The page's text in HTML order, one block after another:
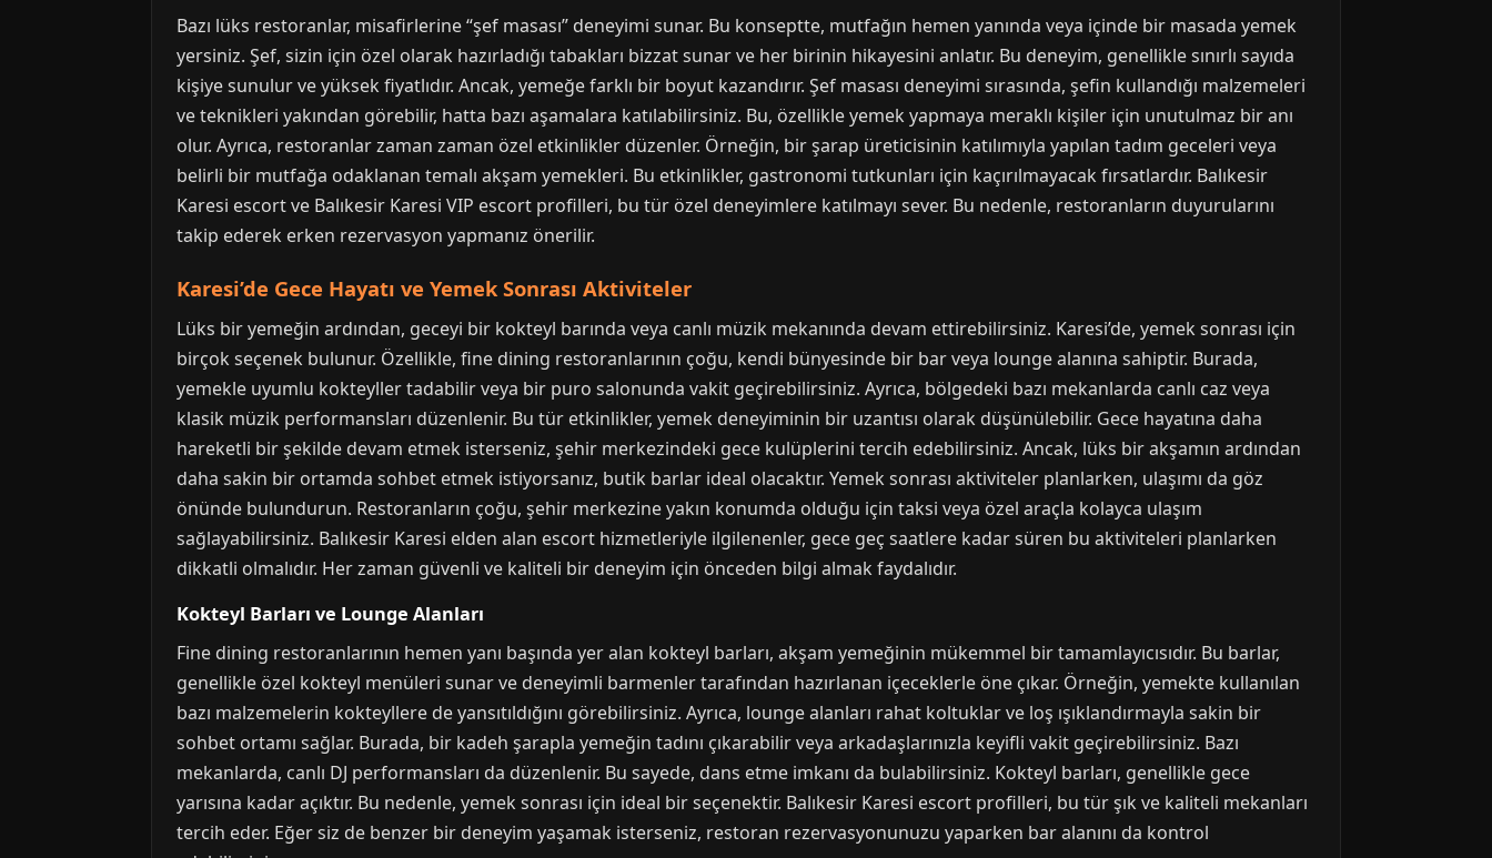
Bazı lüks restoranlar, misafirlerine “şef masası” deneyimi sunar. Bu konseptte, mutfağın hemen yanında veya içinde bir masada yemek
yersiniz. Şef, sizin için özel olarak hazırladığı tabakları bizzat sunar ve her birinin hikayesini anlatır. Bu deneyim, genellikle sınırlı sayıda
kişiye sunulur ve yüksek fiyatlıdır. Ancak, yemeğe farklı bir boyut kazandırır. Şef masası deneyimi sırasında, şefin kullandığı malzemeleri
ve teknikleri yakından görebilir, hatta bazı aşamalara katılabilirsiniz. Bu, özellikle yemek yapmaya meraklı kişiler için unutulmaz bir anı
olur. Ayrıca, restoranlar zaman zaman özel etkinlikler düzenler. Örneğin, bir şarap üreticisinin katılımıyla yapılan tadım geceleri veya
belirli bir mutfağa odaklanan temalı akşam yemekleri. Bu etkinlikler, gastronomi tutkunları için kaçırılmayacak fırsatlardır. Balıkesir
Karesi escort ve Balıkesir Karesi VIP escort profilleri, bu tür özel deneyimlere katılmayı sever. Bu nedenle, restoranların duyurularını
takip ederek erken rezervasyon yapmanız önerilir.
Karesi’de Gece Hayatı ve Yemek Sonrası Aktiviteler
Lüks bir yemeğin ardından, geceyi bir kokteyl barında veya canlı müzik mekanında devam ettirebilirsiniz. Karesi’de, yemek sonrası için
birçok seçenek bulunur. Özellikle, fine dining restoranlarının çoğu, kendi bünyesinde bir bar veya lounge alanına sahiptir. Burada,
yemekle uyumlu kokteyller tadabilir veya bir puro salonunda vakit geçirebilirsiniz. Ayrıca, bölgedeki bazı mekanlarda canlı caz veya
klasik müzik performansları düzenlenir. Bu tür etkinlikler, yemek deneyiminin bir uzantısı olarak düşünülebilir. Gece hayatına daha
hareketli bir şekilde devam etmek isterseniz, şehir merkezindeki gece kulüplerini tercih edebilirsiniz. Ancak, lüks bir akşamın ardından
daha sakin bir ortamda sohbet etmek istiyorsanız, butik barlar ideal olacaktır. Yemek sonrası aktiviteler planlarken, ulaşımı da göz
önünde bulundurun. Restoranların çoğu, şehir merkezine yakın konumda olduğu için taksi veya özel araçla kolayca ulaşım
sağlayabilirsiniz. Balıkesir Karesi elden alan escort hizmetleriyle ilgilenenler, gece geç saatlere kadar süren bu aktiviteleri planlarken
dikkatli olmalıdır. Her zaman güvenli ve kaliteli bir deneyim için önceden bilgi almak faydalıdır.
Kokteyl Barları ve Lounge Alanları
Fine dining restoranlarının hemen yanı başında yer alan kokteyl barları, akşam yemeğinin mükemmel bir tamamlayıcısıdır. Bu barlar,
genellikle özel kokteyl menüleri sunar ve deneyimli barmenler tarafından hazırlanan içeceklerle öne çıkar. Örneğin, yemekte kullanılan
bazı malzemelerin kokteyllere de yansıtıldığını görebilirsiniz. Ayrıca, lounge alanları rahat koltuklar ve loş ışıklandırmayla sakin bir
sohbet ortamı sağlar. Burada, bir kadeh şarapla yemeğin tadını çıkarabilir veya arkadaşlarınızla keyifli vakit geçirebilirsiniz. Bazı
mekanlarda, canlı DJ performansları da düzenlenir. Bu sayede, dans etme imkanı da bulabilirsiniz. Kokteyl barları, genellikle gece
yarısına kadar açıktır. Bu nedenle, yemek sonrası için ideal bir seçenektir. Balıkesir Karesi escort profilleri, bu tür şık ve kaliteli mekanları
tercih eder. Eğer siz de benzer bir deneyim yaşamak isterseniz, restoran rezervasyonunuzu yaparken bar alanını da kontrol